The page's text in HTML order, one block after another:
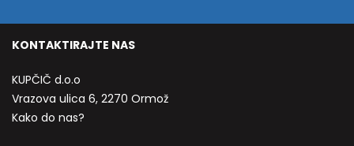
KONTAKTIRAJTE NAS
KUPČIČ d.o.o
Vrazova ulica 6, 2270 Ormož
Kako do nas?